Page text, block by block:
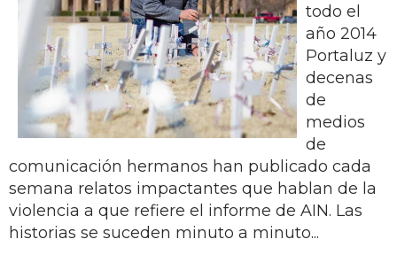
todo el
año 2014
Portaluz y
decenas
de
medios
de
comunicación hermanos han publicado cada
semana relatos impactantes que hablan de la
violencia a que refiere el informe de AIN. Las
historias se suceden minuto a minuto...